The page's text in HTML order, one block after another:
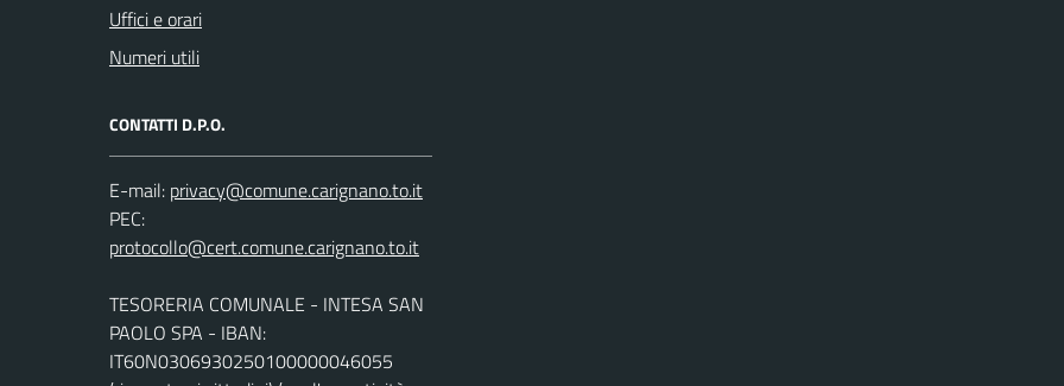
Uffici e orari
Numeri utili
CONTATTI D.P.O.
E-mail:
PEC:
TESORERIA COMUNALE - INTESA SAN
PAOLO SPA - IBAN:
IT60N0306930250100000046055